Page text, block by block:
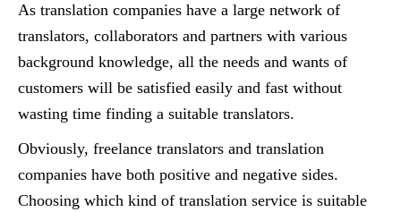
As translation companies have a large network of
translators, collaborators and partners with various
background knowledge, all the needs and wants of
customers will be satisfied easily and fast without
wasting time finding a suitable translators.
Obviously, freelance translators and translation
companies have both positive and negative sides.
Choosing which kind of translation service is suitable